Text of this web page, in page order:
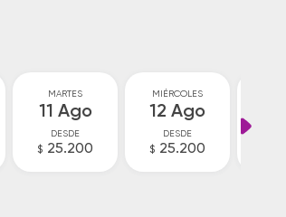
MARTES
11 Ago
DESDE
$ 25.200
MIÉRCOLES
12 Ago
DESDE
$ 25.200